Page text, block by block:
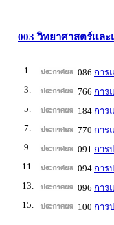
003 วิทยาศาสตร์และ
1. 086 การ
3.
766 การ
5.
184 การ
7.
770 การ
9.
091 การ
11.
094 การ
13.
096 การ
15.
100 การ